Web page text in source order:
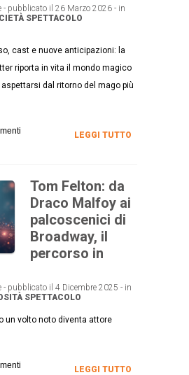
- pubblicato il 26 Marzo 2026 - in
SPETTACOLO
cast e nuove anticipazioni: la
riporta in vita il mondo magico
aspettarsi dal ritorno del mago più
LEGGI TUTTO
Tom Felton: da
Draco Malfoy ai
palcoscenici di
Broadway, il
percorso in
- pubblicato il 4 Dicembre 2025 - in
SPETTACOLO
un volto noto diventa attore
LEGGI TUTTO